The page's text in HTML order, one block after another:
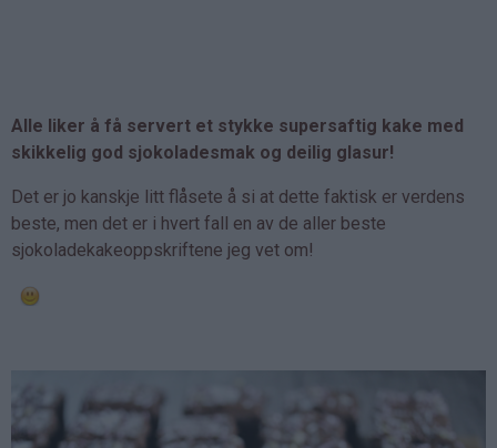
Alle liker å få servert et stykke supersaftig kake med
skikkelig god sjokoladesmak og deilig glasur!
Det er jo kanskje litt flåsete å si at dette faktisk er verdens
beste, men det er i hvert fall en av de aller beste
sjokoladekakeoppskriftene jeg vet om!